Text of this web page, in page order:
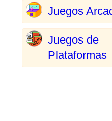
Juegos
Juegos de
Plataformas